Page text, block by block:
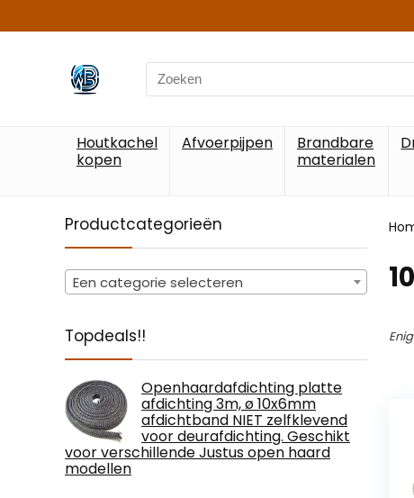
Search
for:
Houtkachel
kopen
Afvoerpijpen
Brandbare
materialen
Productcategorieën
Een categorie selecteren
Topdeals!!
Openhaardafdichting platte
afdichting 3m, ø 10x6mm
afdichtband NIET zelfklevend
voor deurafdichting. Geschikt
voor verschillende Justus open haard
modellen